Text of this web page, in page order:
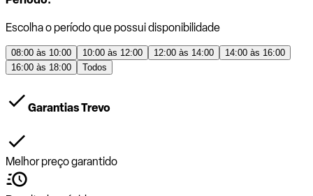
Escolha o período que possui disponibilidade
08:00 às 10:00 10:00 às 12:00 12:00 às 14:00
14:00 às 16:00
16:00 às 18:00
Todos
Garantias Trevo
Melhor preço garantido